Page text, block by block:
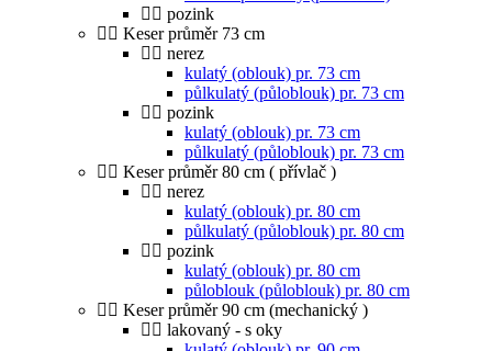
pozink
Keser průměr 73 cm
nerez
kulatý (oblouk) pr. 73 cm
půlkulatý (půloblouk) pr. 73 cm
pozink
kulatý (oblouk) pr. 73 cm
půlkulatý (půloblouk) pr. 73 cm
Keser průměr 80 cm ( přívlač )
nerez
kulatý (oblouk) pr. 80 cm
půlkulatý (půloblouk) pr. 80 cm
pozink
kulatý (oblouk) pr. 80 cm
půloblouk (půloblouk) pr. 80 cm
Keser průměr 90 cm (mechanický )
lakovaný - s oky